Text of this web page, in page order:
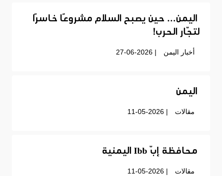
اليمن… حين يصبح السلام مشروعًا خاسرًا
لتجّار الحرب!
أخبار اليمن | 27-06-2026
اليمن
مقالات | 11-05-2026
محافظة إبّ Ibb اليمنية
مقالات | 11-05-2026